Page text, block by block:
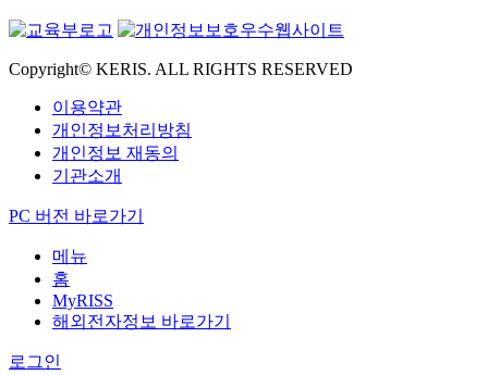
Copyright© KERIS. ALL RIGHTS RESERVED
이용약관
개인정보처리방침
개인정보 재동의
기관소개
PC 버전 바로가기
메뉴
홈
MyRISS
해외전자정보 바로가기
로그인